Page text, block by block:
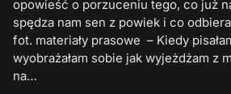
opowieść o porzuceniu tego, co już
spędza nam sen z powiek i co
fot. materiały prasowe – Kiedy
wyobrażałam sobie jak wyjeżdżam z
na…